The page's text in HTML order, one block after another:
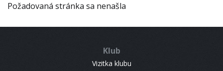
Požadovaná stránka sa nenašla
Klub
Vizitka klubu
RESULTS
CONTACT